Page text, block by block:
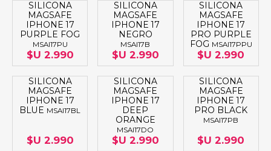
SILICONA
MAGSAFE
IPHONE 17
PURPLE FOG
MSAI17PU
$U 2.990
SILICONA
MAGSAFE
IPHONE 17
NEGRO
MSAI17B
$U 2.990
SILICONA
MAGSAFE
IPHONE 17
PRO PURPLE
FOG MSAI17PPU
$U 2.990
SILICONA
MAGSAFE
IPHONE 17
BLUE MSAI17BL
$U 2.990
SILICONA
MAGSAFE
IPHONE 17
DEEP
ORANGE
MSAI17DO
$U 2.990
SILICONA
MAGSAFE
IPHONE 17
PRO BLACK
MSAI17PB
$U 2.990